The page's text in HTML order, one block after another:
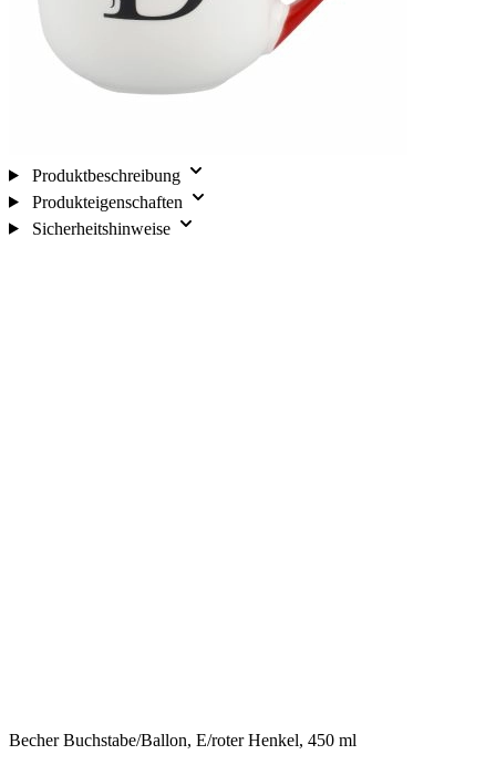
Produktbeschreibung
Produkteigenschaften
Sicherheitshinweise
Becher Buchstabe/Ballon, E/roter Henkel, 450 ml